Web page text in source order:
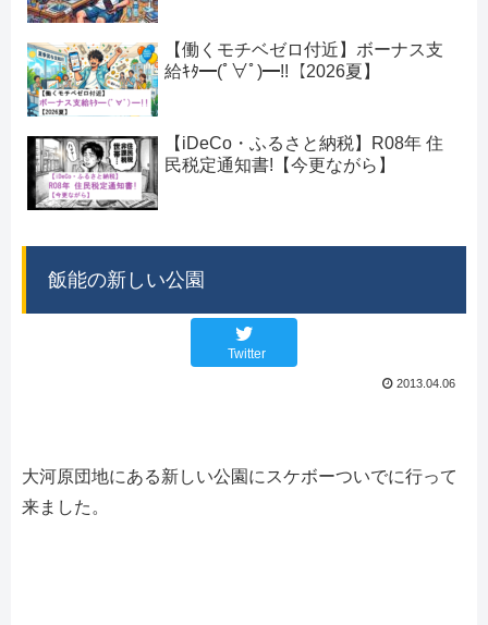
【働くモチベゼロ付近】ボーナス支
給ｷﾀ━(ﾟ∀ﾟ)━!!【2026夏】
【iDeCo・ふるさと納税】R08年 住
民税定通知書!【今更ながら】
飯能の新しい公園
Twitter
2013.04.06
大河原団地にある新しい公園にスケボーついでに行って
来ました。